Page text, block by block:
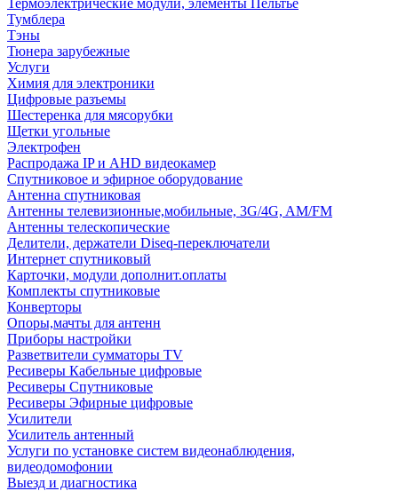
Термоэлектрические модули, элементы Пельтье
Тумблера
Тэны
Тюнера зарубежные
Услуги
Химия для электроники
Цифровые разъемы
Шестеренка для мясорубки
Щетки угольные
Электрофен
Распродажа IP и AHD видеокамер
Спутниковое и эфирное оборудование
Антенна спутниковая
Антенны телевизионные,мобильные, 3G/4G, AM/FM
Антенны телескопические
Делители, держатели Diseq-переключатели
Интернет спутниковый
Карточки, модули дополнит.оплаты
Комплекты спутниковые
Конверторы
Опоры,мачты для антенн
Приборы настройки
Разветвители сумматоры TV
Ресиверы Кабельные цифровые
Ресиверы Спутниковые
Ресиверы Эфирные цифровые
Усилители
Усилитель антенный
Услуги по установке систем видеонаблюдения,
видеодомофонии
Выезд и диагностика